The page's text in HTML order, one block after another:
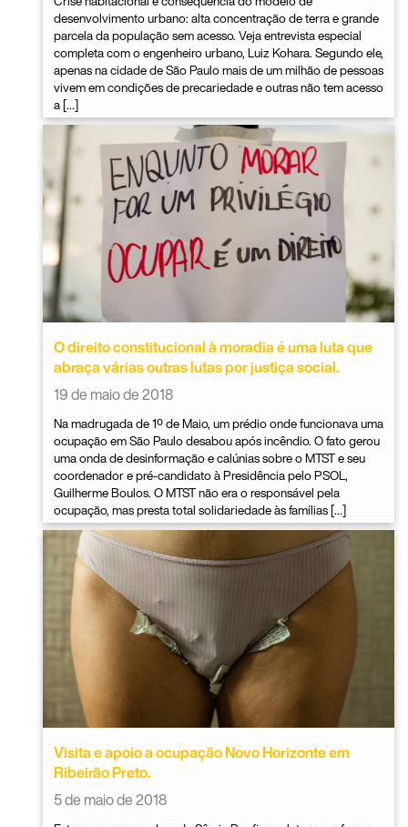
desenvolvimento urbano: alta concentração de terra e grande
parcela da população sem acesso. Veja entrevista especial
completa com o engenheiro urbano, Luiz Kohara. Segundo ele,
apenas na cidade de São Paulo mais de um milhão de pessoas
vivem em condições de precariedade e outras não tem acesso
a […]
O direito constitucional à moradia é uma luta que
abraça várias outras lutas por justiça social.
19 de maio de 2018
Na madrugada de 1º de Maio, um prédio onde funcionava uma
ocupação em São Paulo desabou após incêndio. O fato gerou
uma onda de desinformação e calúnias sobre o MTST e seu
coordenador e pré-candidato à Presidência pelo PSOL,
Guilherme Boulos. O MTST não era o responsável pela
ocupação, mas presta total solidariedade às famílias […]
Visita e apoio a ocupação Novo Horizonte em
Ribeirão Preto.
5 de maio de 2018